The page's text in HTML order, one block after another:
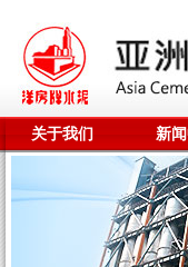
关于我们 新